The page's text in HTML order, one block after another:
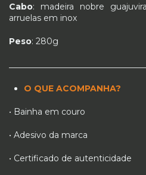
Cabo: madeira nobre
arruelas em inox
Peso: 280g
O QUE ACOMPANHA?
• Bainha em couro
• Adesivo da marca
• Certificado de autenticidade